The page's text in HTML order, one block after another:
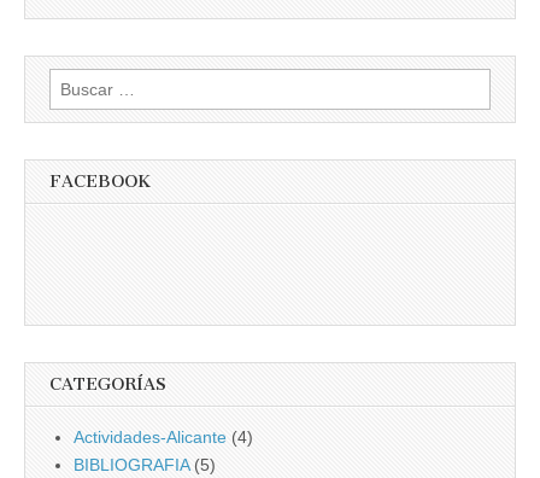
Buscar:
FACEBOOK
CATEGORÍAS
Actividades-Alicante (4)
BIBLIOGRAFIA(5)